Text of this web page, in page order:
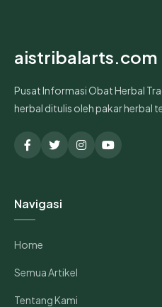
aistribalarts.com
Pusat Informasi Obat Herbal
herbal ditulis oleh pakar herbal
Navigasi
Home
Semua Artikel
Tentang Kami